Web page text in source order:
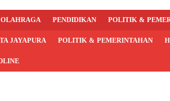
OLAHRAGA PENDIDIKAN POLITIK &
JAYAPURA POLITIK & PEMERINTAHAN